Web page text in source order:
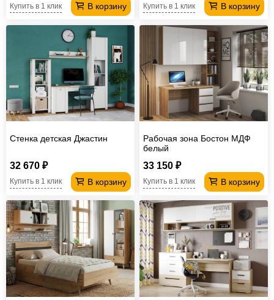
В корзину
Купить в 1 клик В корзину
Купить в 1 клик
Стенка детская Джастин
32 670 ₽
В корзину
Купить в 1 клик
Рабочая зона Бостон МДФ
белый
33 150 ₽
В корзину
Купить в 1 клик